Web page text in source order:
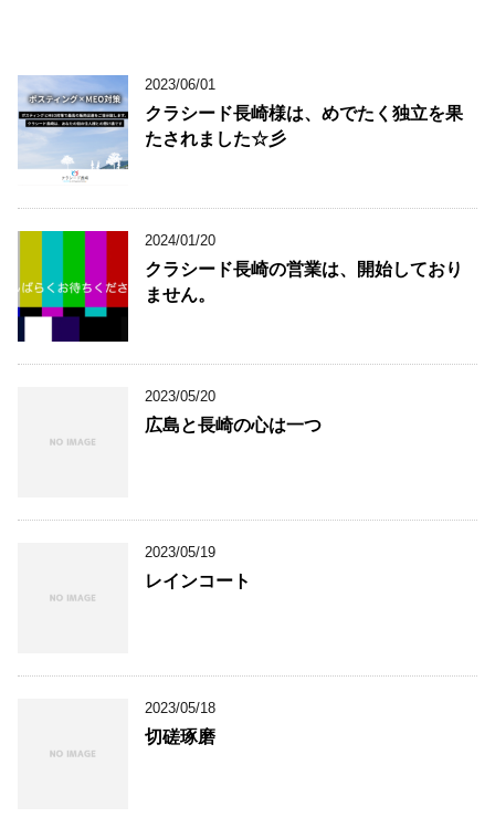
2023/06/01
クラシード長崎様は、めでたく独立を果
たされました☆彡
2024/01/20
クラシード長崎の営業は、開始しており
ません。
2023/05/20
広島と長崎の心は一つ
2023/05/19
レインコート
2023/05/18
切磋琢磨